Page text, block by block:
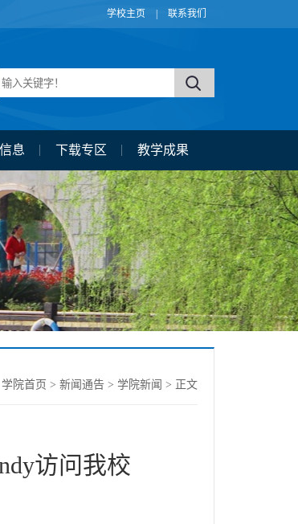
学校主页 联系我们
息 下载专区 教学成果
学院首页 > 新闻通告> 学院新闻 > 正文
访问我校